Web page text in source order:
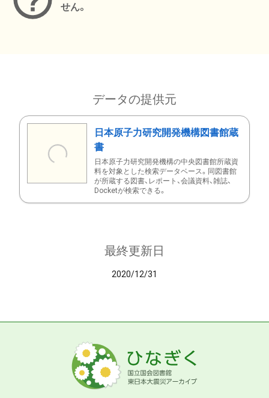
せん。
データの提供元
日本原子力研究開発機構図書館蔵
書
日本原子力研究開発機構の中央図書館所蔵資
料を対象とした検索データベース。同図書館
が所蔵する図書、レポート、会議資料、雑誌、
Docketが検索できる。
最終更新日
2020/12/31